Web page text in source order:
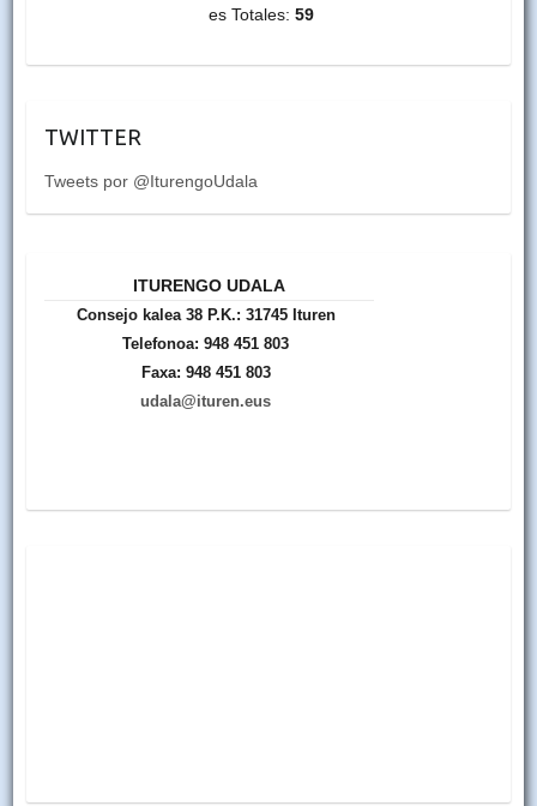
es Totales:59
TWITTER
Tweets por @IturengoUdala
ITURENGO UDALA
Consejo kalea 38 P.K.: 31745 Ituren
Telefonoa: 948 451 803
Faxa: 948 451 803
udala@ituren.eus